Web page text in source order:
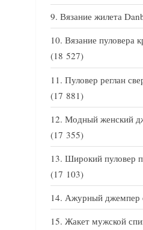
Вязание жилета
Вязание пуловера
(18 527)
Пуловер реглан
(17 881)
Модный женский
(17 355)
Широкий пуловер
(17 103)
Ажурный джемпер
Жакет мужской